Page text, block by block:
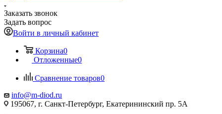
Заказать звонок
Задать вопрос
Войти в личный кабинет
Корзина0
Отложенные0
Сравнение товаров0
info@m-diod.ru
195067, г. Санкт-Петербург, Екатерининский пр. 5А